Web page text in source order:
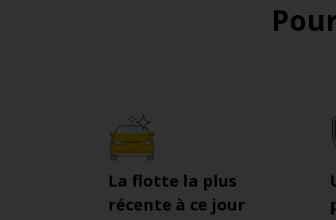
La flotte la plus
récente à ce jour